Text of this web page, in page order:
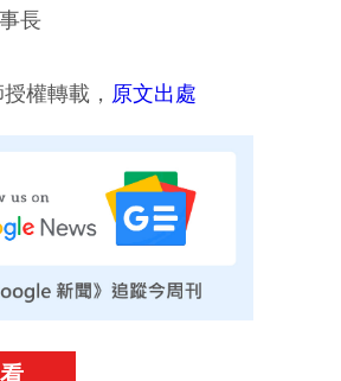
長
權轉載， 原文出處